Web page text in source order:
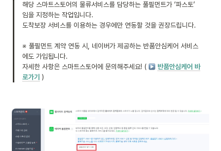
해당 스마트스토어의 물류서비스를 담당하는 풀필먼트가 ‘파스토’
임을 지정하는 작업입니다.
도착보장 서비스를 이용하는 경우에만 연동할 것을 권장드립니다.
※ 풀필먼트 계약 연동 시, 네이버가 제공하는 반품안심케어 서비스
에도 가입됩니다.
자세한 사항은 스마트스토어에 문의해주세요! (
반품안심케어 바
로가기 )